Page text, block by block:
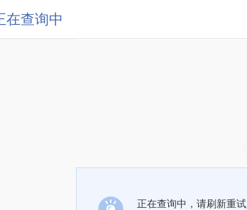
在查询中
正在查询中，请刷新重试